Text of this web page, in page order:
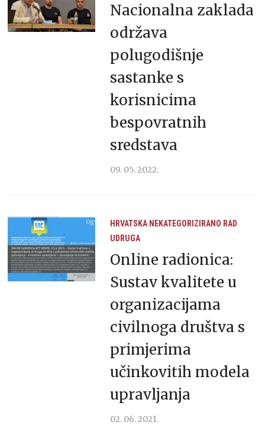
Nacionalna zaklada
održava
polugodišnje
sastanke s
korisnicima
bespovratnih
sredstava
09. 05. 2022.
HRVATSKA NEKATEGORIZIRANO RAD
UDRUGA
Online radionica:
Sustav kvalitete u
organizacijama
civilnoga društva s
primjerima
učinkovitih modela
upravljanja
02. 06. 2021.